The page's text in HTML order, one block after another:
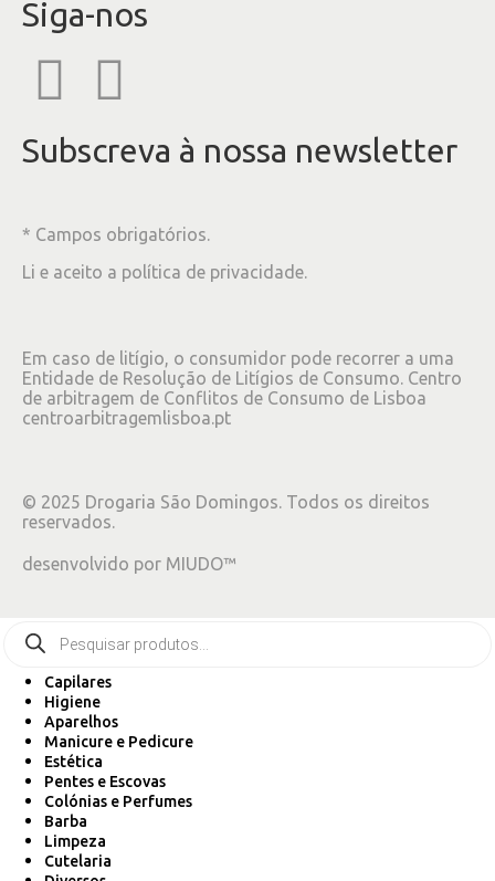
Siga-nos
Subscreva à nossa newsletter
* Campos obrigatórios.
Li e aceito a política de privacidade.
Em caso de litígio, o consumidor pode recorrer a uma
Entidade de Resolução de Litígios de Consumo. Centro
de arbitragem de Conflitos de Consumo de Lisboa
centroarbitragemlisboa.pt
© 2025 Drogaria São Domingos. Todos os direitos
reservados.
desenvolvido por MIUDO™
Capilares
Higiene
Aparelhos
Manicure e Pedicure
Estética
Pentes e Escovas
Colónias e Perfumes
Barba
Limpeza
Cutelaria